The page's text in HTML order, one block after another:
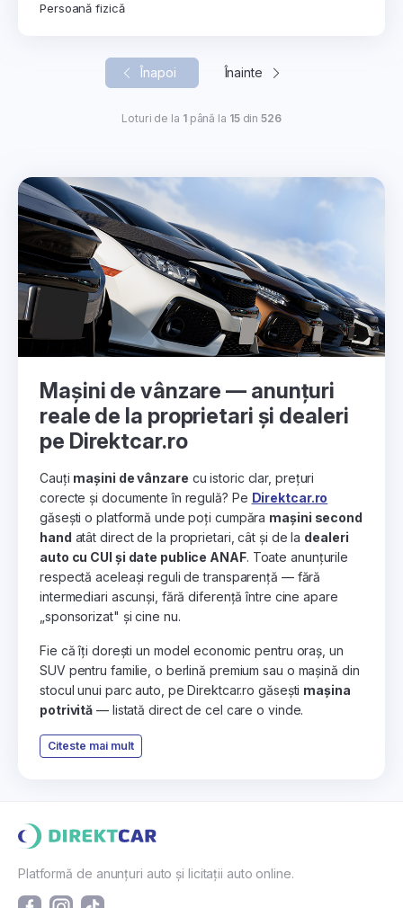
Persoană fizică
Înapoi Înainte
Loturi de la 1până la 15din526
Mașini de vânzare — anunțuri
reale de la proprietari și dealeri
pe Direktcar.ro
Cauți mașini de vânzare cu istoric clar, prețuri
corecte și documente în regulă? Pe Direktcar.ro
găsești o platformă unde poți cumpăra mașini second
hand atât direct de la proprietari, cât și de la dealeri
auto cu CUI și date publice ANAF. Toate anunțurile
respectă aceleași reguli de transparență — fără
intermediari ascunși, fără diferență între cine apare
„sponsorizat" și cine nu.
Fie că îți dorești un model economic pentru oraș, un
SUV pentru familie, o berlină premium sau o mașină din
stocul unui parc auto, pe Direktcar.ro găsești mașina
potrivită — listată direct de cel care o vinde.
Citeste mai mult
Platformă de anunțuri auto și licitații auto online.